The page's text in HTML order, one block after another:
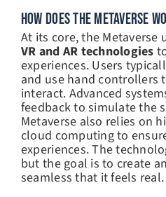
HOW DOES THE METAVERSE
At its core, the Metaverse
VR and AR technologies
experiences. Users
and use hand controllers
interact. Advanced
feedback to simulate the
Metaverse also relies on
cloud computing to
experiences. The
but the goal is to create
seamless that it feels real.